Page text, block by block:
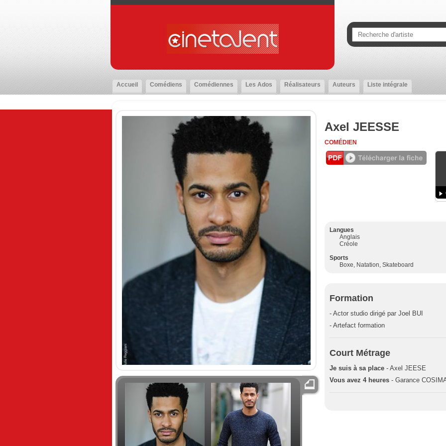
Accueil Comédiens Comédiennes Les Ados Réalisateurs Auteurs Liste intégrale
Axel JEESSE
COMÉDIEN
Langues
Anglais
Créole
Sports
Boxe, Natation, Skateboard
Formation
- Actor studio dirigé par Joel BUI
- Artefact formation
Court Métrage
Je suis à sa place - Axel JEESE
Vous avez 4 heures - Garance